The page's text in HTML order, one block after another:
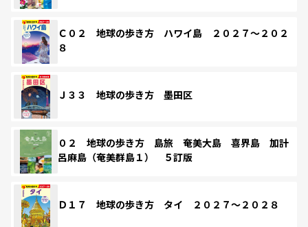
Ｃ０２ 地球の歩き方 ハワイ島 ２０２７～２０２
８
Ｊ３３ 地球の歩き方 墨田区
０２ 地球の歩き方 島旅 奄美大島 喜界島 加計
呂麻島（奄美群島１） ５訂版
Ｄ１７ 地球の歩き方 タイ ２０２７～２０２８